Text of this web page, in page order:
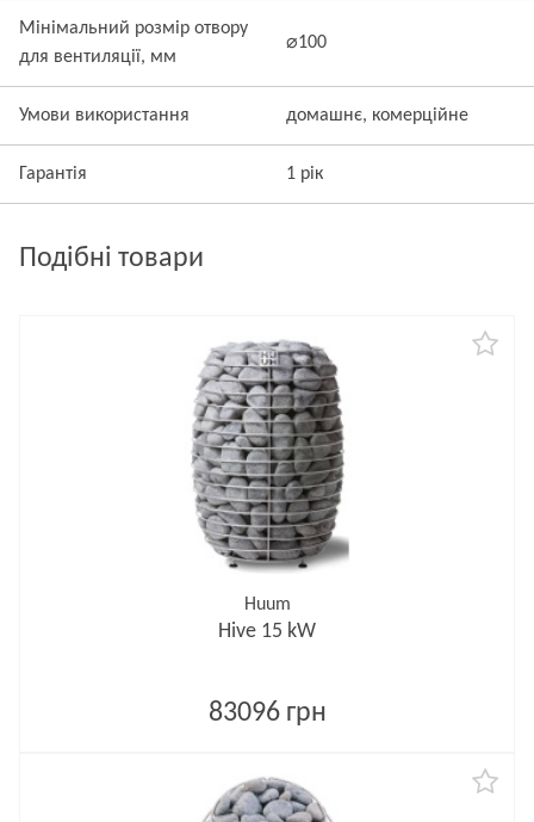
Мінімальний розмір отвору
для вентиляції, мм
⌀100
Умови використання домашнє, комерційне
Гарантія 1 рік
Подібні товари
Huum
Hive 15 kW
83096 грн